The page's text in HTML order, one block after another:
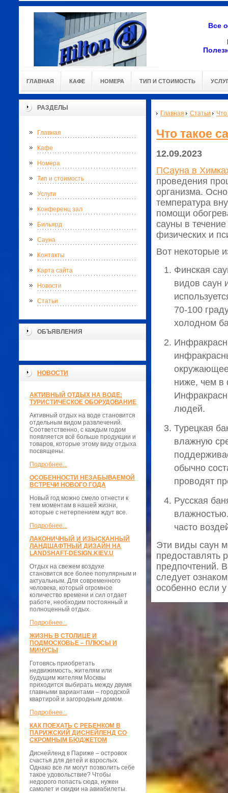
Все
ГЛАВНАЯ КАФЕ НОМЕРА ТИП И СТОИМОСТЬ
РАЗДЕЛЫ
Главная
Кафе
Номера
Тип и стоимость
Услуги
Конференц зал
Бильярд
Сауна
Контакты
Карта сайта
Новости
Статьи
ОБЪЯВЛЕНИЯ
НОВОСТИ
АКТИВНЫЙ ОТДЫХ НА ВОДЕ:
ТУРИСТИЧЕСКОЕ ОБОРУДОВАНИЕ
Активный отдых на воде становится
отдельным видом развлечений.
Соответственно, с каждым годом
появляется всё больше продукции и
товаров, которые этому виду отдыха
посвящены.
Подробнее...
ОСОБЕННОСТИ НЕЗАБЫВАЕМОЙ
ВСТРЕЧИ НОВОГО ГОДА
Новый год можно смело отнести к
тем моментам в нашей жизни,
которые с нетерпением ждут все.
Подробнее...
ЛАКОНИЧНЫЙ И ИЗЫСКАННЫЙ
ЛАНДШАФТНЫЙ ДИЗАЙН НА
LANDSHAFT-DESIGN.KIEV.U
Отдых на свежем воздухе
становится все более популярным и
актуальным. Для современного
человека, который огромное
количество времени и сил отдает
работе, необходим постоянный и
полноценный отдых.
Подробнее...
ЖИЗНЬ В СТОЛИЦЕ И
ПОДМОСКОВЬЕ – ПЛЮСЫ И
МИНУСЫ
Готовясь приобретать
недвижимость, жителям или
будущим жителям Москвы
приходится выбирать между двумя
главными вариантами – городской
квартирой и загородным домом.
Подробнее...
КАК ПОЕХАТЬ С РЕБЕНКОМ В
ПАРИЖСКИЙ ДИСНЕЙЛЕНД СО
СКРОМНЫМ БЮДЖЕТОМ
Диснейленд в Париже – островок
счастья для детей и взрослых.
Однако все ли могут позволить себе
такое удовольствие? Чтобы
недорого попасть сюда, нужен
самолет и скидки на авиабилеты.
Главная Статьи
Что такое
12.09.2023
ПСауна в
проведения
организма.
температура
помощи
сауны в
физических и
Вот некоторые
Финская
видов саун
70-100
холодном
ниже, чем в
людей.
Турецкая
влажную
обычно
проводят
Русская
часто
Эти виды саун
предоставлять
предпочтений.
следует
особенно если